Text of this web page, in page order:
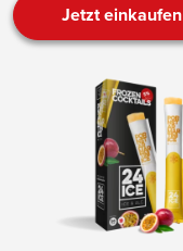
Jetzt einkaufen